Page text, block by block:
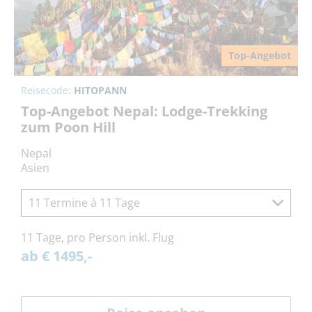
Top-Angebot
Reisecode: HITOPANN
Top-Angebot Nepal: Lodge-Trekking
zum Poon Hill
Nepal
Asien
11 Termine à 11 Tage
11 Tage, pro Person inkl. Flug
ab € 1495,-